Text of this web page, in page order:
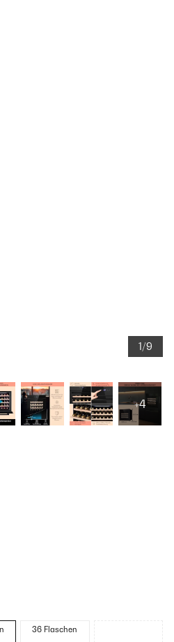
1/9
+4
36 Flaschen